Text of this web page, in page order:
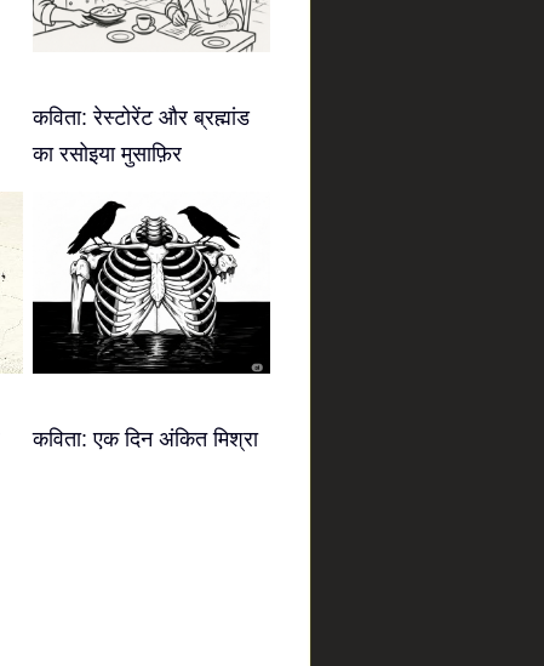
कविता: रेस्टोरेंट और ब्रह्मांड
का रसोइया मुसाफ़िर
कविता: एक दिन अंकित मिश्रा